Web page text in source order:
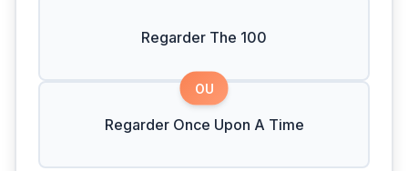
Regarder The 100
OU
Regarder Once Upon A Time